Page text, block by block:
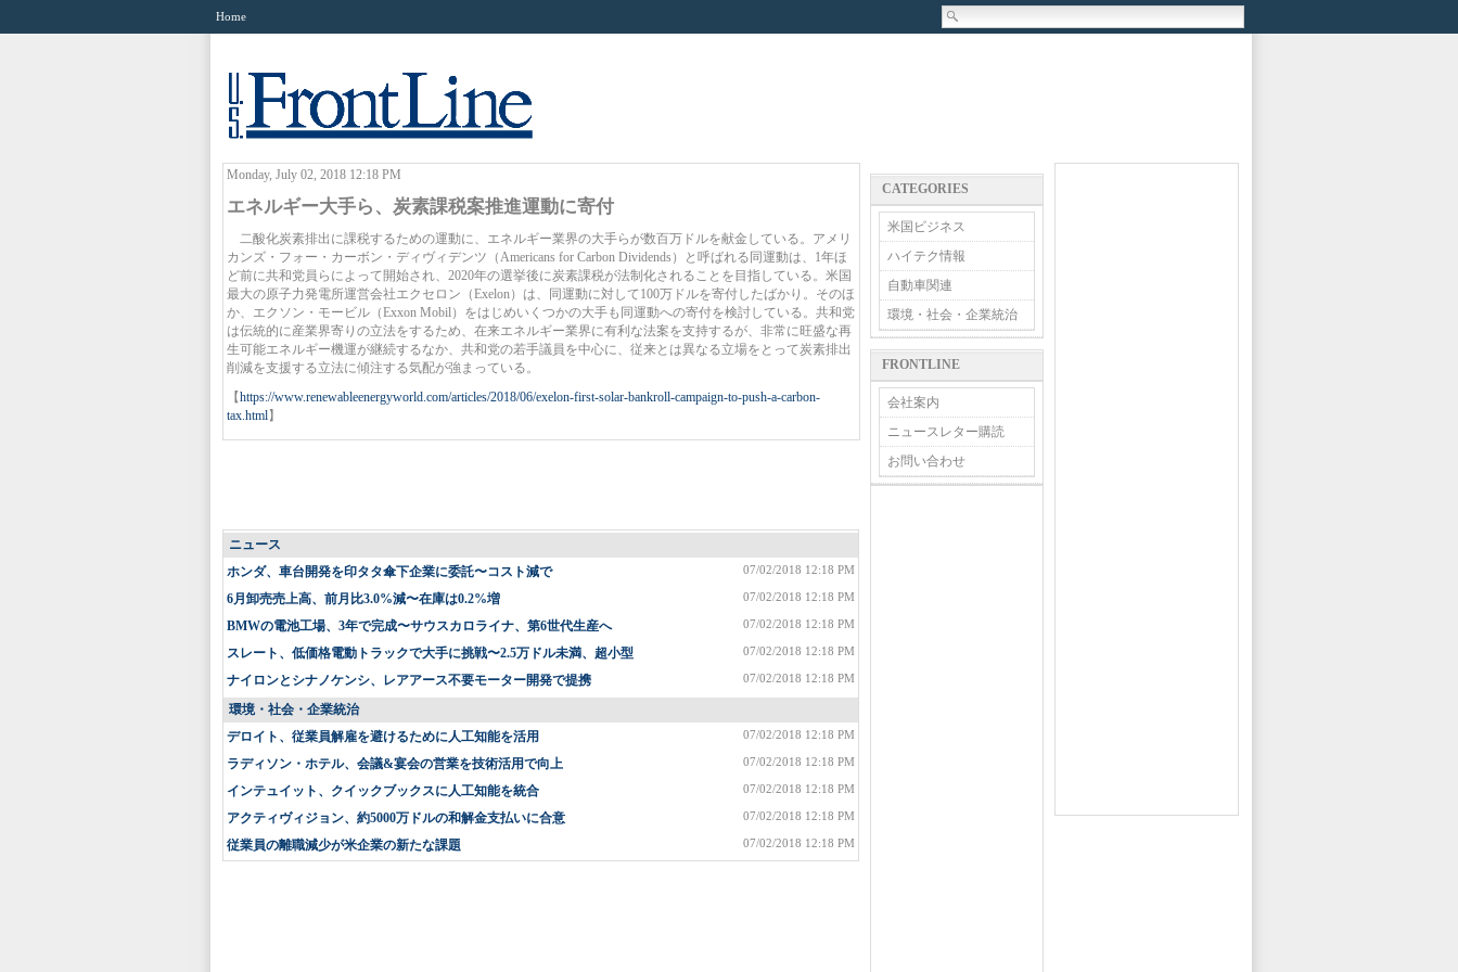
Home
Monday, July 02, 2018 12:18 PM
エネルギー大手ら、炭素課税案推進運動に寄付
二酸化炭素排出に課税するための運動に、エネルギー業界の大手らが数百万ドルを献金している。アメリ
カンズ・フォー・カーボン・ディヴィデンツ（Americans for Carbon Dividends）と呼ばれる同運動は、1年ほ
ど前に共和党員らによって開始され、2020年の選挙後に炭素課税が法制化されることを目指している。米国
最大の原子力発電所運営会社エクセロン（Exelon）は、同運動に対して100万ドルを寄付したばかり。そのほ
か、エクソン・モービル（Exxon Mobil）をはじめいくつかの大手も同運動への寄付を検討している。共和党
は伝統的に産業界寄りの立法をするため、在来エネルギー業界に有利な法案を支持するが、非常に旺盛な再
生可能エネルギー機運が継続するなか、共和党の若手議員を中心に、従来とは異なる立場をとって炭素排出
削減を支援する立法に傾注する気配が強まっている。
【https://www.renewableenergyworld.com/articles/2018/06/exelon-first-solar-bankroll-campaign-to-push-a-carbon-
tax.html】
ニュース
07/02/2018 12:18 PM
ホンダ、車台開発を印タタ傘下企業に委託〜コスト減で
07/02/2018 12:18 PM
6月卸売売上高、前月比3.0%減〜在庫は0.2%増
07/02/2018 12:18 PM
BMWの電池工場、3年で完成〜サウスカロライナ、第6世代生産へ
07/02/2018 12:18 PM
スレート、低価格電動トラックで大手に挑戦〜2.5万ドル未満、超小型
07/02/2018 12:18 PM
ナイロンとシナノケンシ、レアアース不要モーター開発で提携
環境・社会・企業統治
07/02/2018 12:18 PM
デロイト、従業員解雇を避けるために人工知能を活用
07/02/2018 12:18 PM
ラディソン・ホテル、会議&宴会の営業を技術活用で向上
07/02/2018 12:18 PM
インテュイット、クイックブックスに人工知能を統合
07/02/2018 12:18 PM
アクティヴィジョン、約5000万ドルの和解金支払いに合意
07/02/2018 12:18 PM
従業員の離職減少が米企業の新たな課題
CATEGORIES
米国ビジネス
ハイテク情報
自動車関連
環境・社会・企業統治
FRONTLINE
会社案内
ニュースレター購読
お問い合わせ